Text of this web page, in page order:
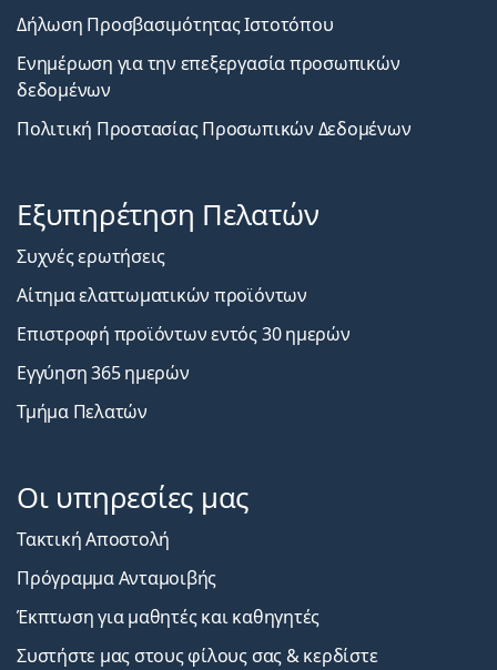
Δήλωση Προσβασιμότητας Ιστοτόπου
Ενημέρωση για την επεξεργασία προσωπικών
δεδομένων
Πολιτική Προστασίας Προσωπικών Δεδομένων
Εξυπηρέτηση Πελατών
Συχνές ερωτήσεις
Αίτημα ελαττωματικών προϊόντων
Επιστροφή προϊόντων εντός 30 ημερών
Εγγύηση 365 ημερών
Τμήμα Πελατών
Οι υπηρεσίες μας
Τακτική Αποστολή
Πρόγραμμα Ανταμοιβής
Έκπτωση για μαθητές και καθηγητές
Συστήστε μας στους φίλους σας & κερδίστε